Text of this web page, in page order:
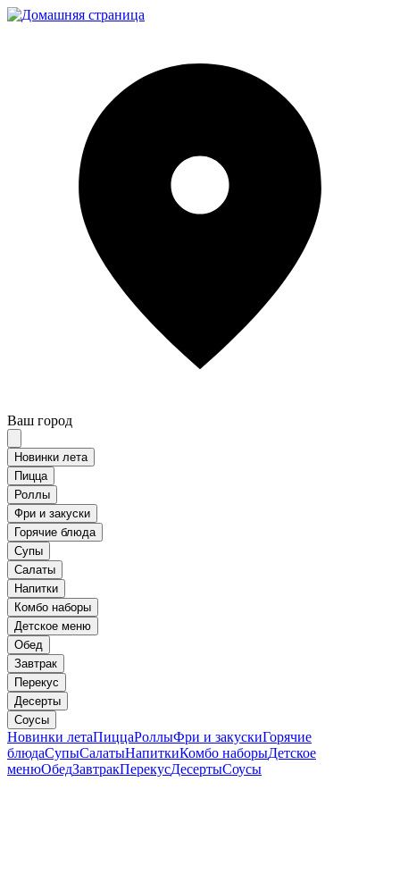
Ваш город
Новинки лета
Пицца
Роллы
Фри и закуски
Горячие блюда
Супы
Салаты
Напитки
Комбо наборы
Детское меню
Обед
Завтрак
Перекус
Десерты
Соусы
Новинки летаПиццаРоллыФри и закускиГорячие
блюдаСупыСалатыНапиткиКомбо наборыДетское
менюОбедЗавтракПерекусДесертыСоусы